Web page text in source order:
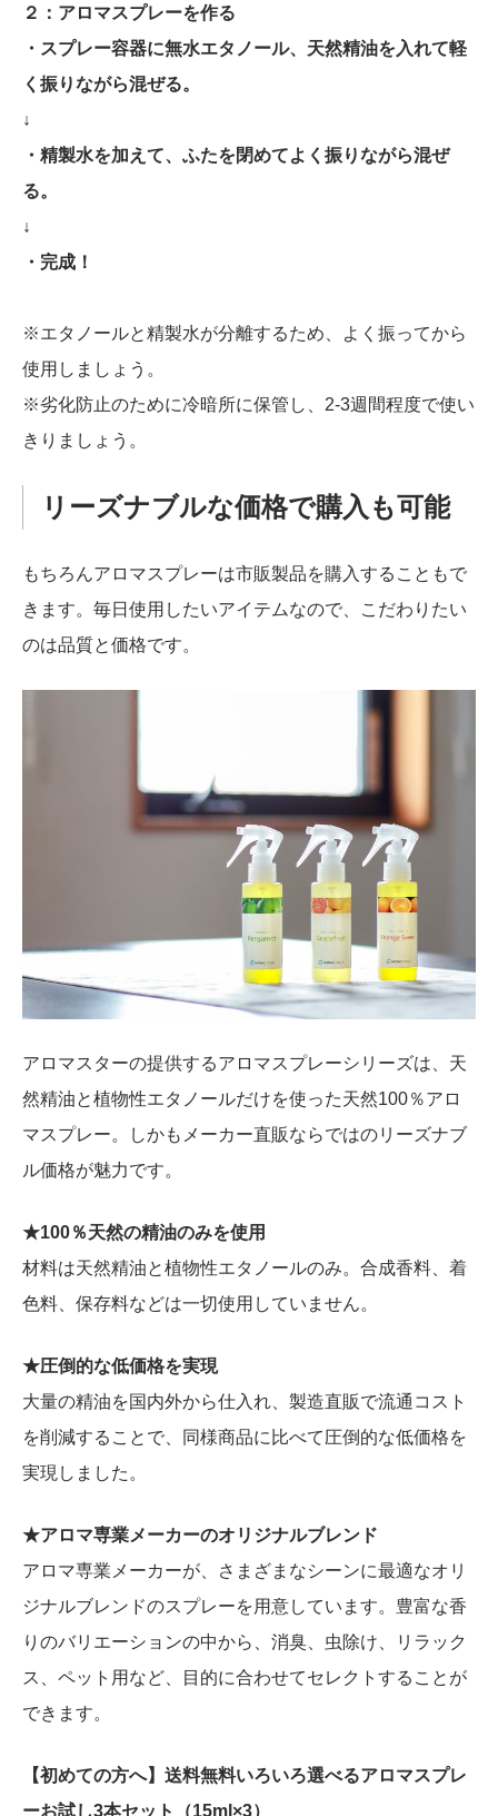
２：アロマスプレーを作る
・スプレー容器に無水エタノール、天然精油を入れて軽
く振りながら混ぜる。
↓
・精製水を加えて、ふたを閉めてよく振りながら混ぜ
る。
↓
・完成！
※エタノールと精製水が分離するため、よく振ってから
使用しましょう。
※劣化防止のために冷暗所に保管し、2-3週間程度で使い
きりましょう。
リーズナブルな価格で購入も可能
もちろんアロマスプレーは市販製品を購入することもで
きます。毎日使用したいアイテムなので、こだわりたい
のは品質と価格です。
アロマスターの提供するアロマスプレーシリーズは、天
然精油と植物性エタノールだけを使った天然100％アロ
マスプレー。しかもメーカー直販ならではのリーズナブ
ル価格が魅力です。
★100％天然の精油のみを使用
材料は天然精油と植物性エタノールのみ。合成香料、着
色料、保存料などは一切使用していません。
★圧倒的な低価格を実現
大量の精油を国内外から仕入れ、製造直販で流通コスト
を削減することで、同様商品に比べて圧倒的な低価格を
実現しました。
★アロマ専業メーカーのオリジナルブレンド
アロマ専業メーカーが、さまざまなシーンに最適なオリ
ジナルブレンドのスプレーを用意しています。豊富な香
りのバリエーションの中から、消臭、虫除け、リラック
ス、ペット用など、目的に合わせてセレクトすることが
できます。
【初めての方へ】送料無料いろいろ選べるアロマスプレ
ーお試し3本セット（15ml×3）